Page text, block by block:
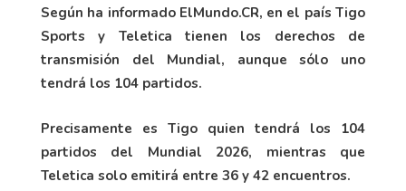
Según ha informado ElMundo.CR, en el país Tigo
Sports y Teletica tienen los derechos de
transmisión del Mundial, aunque sólo uno
tendrá los 104 partidos.
Precisamente es Tigo quien tendrá los 104
partidos del Mundial 2026, mientras que
Teletica solo emitirá entre 36 y 42 encuentros.